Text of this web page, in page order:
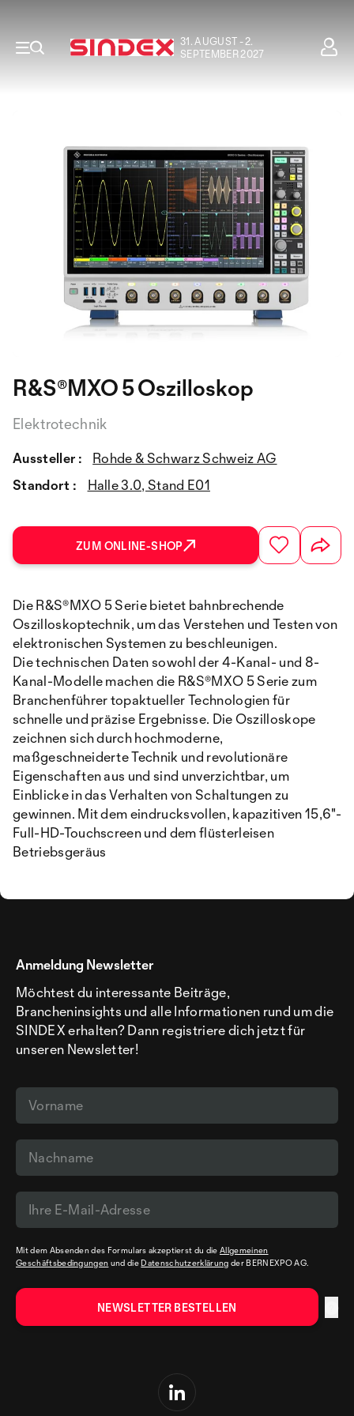
31. AUGUST - 2.
SEPTEMBER 2027
R&S®MXO 5 Oszilloskop
Elektrotechnik
Aussteller :
Rohde & Schwarz Schweiz AG
Standort :
Halle 3.0, Stand E01
ZUM ONLINE-SHOP
Die R&S®MXO 5 Serie bietet bahnbrechende
Oszilloskoptechnik, um das Verstehen und Testen von
elektronischen Systemen zu beschleunigen.
Die technischen Daten sowohl der 4-Kanal- und 8-
Kanal-Modelle machen die R&S®MXO 5 Serie zum
Branchenführer topaktueller Technologien für
schnelle und präzise Ergebnisse. Die Oszilloskope
zeichnen sich durch hochmoderne,
maßgeschneiderte Technik und revolutionäre
Eigenschaften aus und sind unverzichtbar, um
Einblicke in das Verhalten von Schaltungen zu
gewinnen. Mit dem eindrucksvollen, kapazitiven 15,6"-
Full-HD-Touchscreen und dem flüsterleisen
Betriebsgeräus
Anmeldung Newsletter
Möchtest du interessante Beiträge,
Brancheninsights und alle Informationen rund um die
SINDEX erhalten? Dann registriere dich jetzt für
unseren Newsletter!
Mit dem Absenden des Formulars akzeptierst du dieAllgemeinen
Geschäftsbedingungen und die Datenschutzerklärung der BERNEXPO AG.